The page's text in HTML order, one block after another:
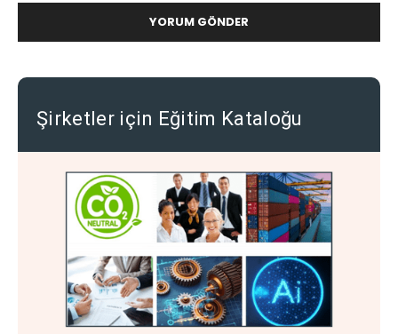
Şirketler için Eğitim Kataloğu